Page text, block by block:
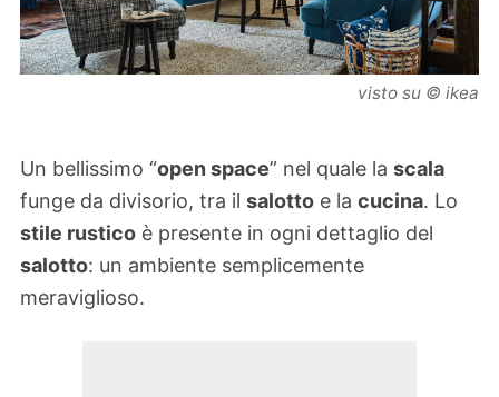
visto su © ikea
Un bellissimo “open space” nel quale la scala
funge da divisorio, tra il salotto e la cucina. Lo
stile rustico è presente in ogni dettaglio del
salotto: un ambiente semplicemente
meraviglioso.